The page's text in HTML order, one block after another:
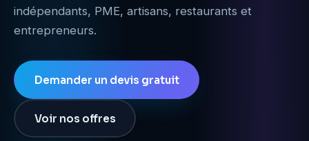
indépendants, PME, artisans, restaurants et
entrepreneurs.
Demander un devis gratuit
Voir nos offres